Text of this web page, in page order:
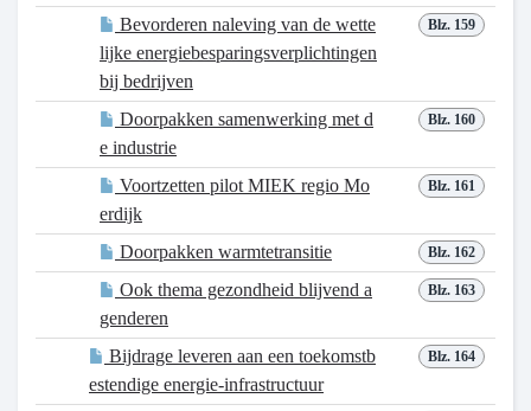
Blz. 159
Bevorderen naleving van de wette
lijke energiebesparingsverplichtingen
bij bedrijven
Blz. 160
Doorpakken samenwerking met d
e industrie
Blz. 161
Voortzetten pilot MIEK regio Mo
erdijk
Blz. 162
Doorpakken warmtetransitie
Blz. 163
Ook thema gezondheid blijvend a
genderen
Blz. 164
Bijdrage leveren aan een toekomstb
estendige energie-infrastructuur